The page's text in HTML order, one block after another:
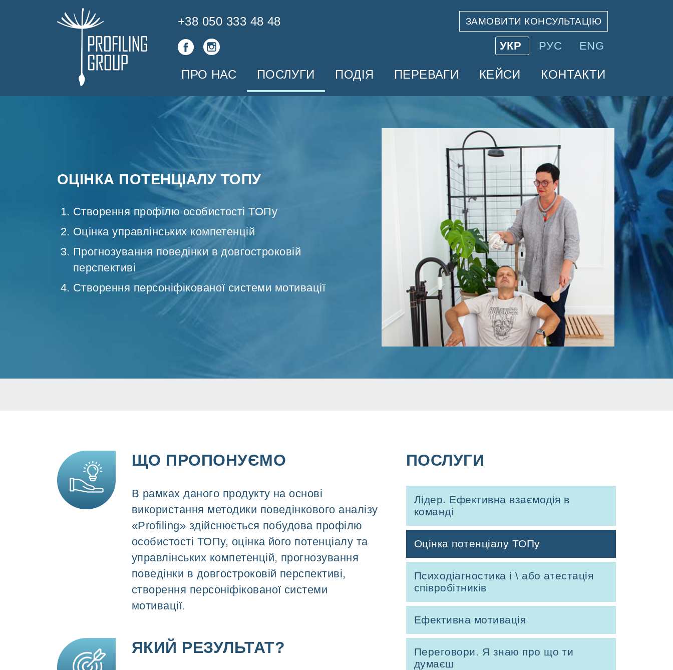
+38 050 333 48 48 ЗАМОВИТИ КОНСУЛЬТАЦІЮ
УКР РУС ENG
ПРО НАС ПОСЛУГИ ПОДІЯ ПЕРЕВАГИ КЕЙСИ КОНТАКТИ
ОЦІНКА ПОТЕНЦІАЛУ ТОПУ
Створення профілю особистості ТОПу
Оцінка управлінських компетенцій
Прогнозування поведінки в довгостроковій
перспективі
Створення персоніфікованої системи мотивації
ЩО ПРОПОНУЄМО
В рамках даного продукту на основі
використання методики поведінкового аналізу
«Profiling» здійснюється побудова профілю
особистості ТОПу, оцінка його потенціалу та
управлінських компетенцій, прогнозування
поведінки в довгостроковій перспективі,
створення персоніфікованої системи
мотивації.
ЯКИЙ РЕЗУЛЬТАТ?
ПОСЛУГИ
Лідер. Ефективна взаємодія в
команді
Оцінка потенціалу ТОПу
Психодіагностика і \ або атестація
співробітників
Ефективна мотивація
Переговори. Я знаю про що ти
думаєш